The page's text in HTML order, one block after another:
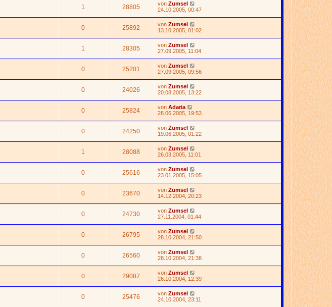
1 28805 von Zumsel
24.10.2005, 00:47
0 25892 von Zumsel
13.10.2005, 01:02
1 28305 von Zumsel
27.09.2005, 11:04
0 25201 von Zumsel
27.09.2005, 09:56
0 24026 von Zumsel
20.08.2005, 13:22
0 25824 von Adaria
28.06.2005, 19:53
0 24250 von Zumsel
19.06.2005, 01:22
1 28088 von Zumsel
26.03.2005, 11:01
0 25616 von Zumsel
23.01.2005, 15:05
0 23670 von Zumsel
14.12.2004, 20:23
0 24730 von Zumsel
27.11.2004, 01:44
0 26795 von Zumsel
28.10.2004, 21:50
0 26560 von Zumsel
28.10.2004, 21:38
0 29087 von Zumsel
26.10.2004, 12:39
0 25476 von Zumsel
24.10.2004, 23:11